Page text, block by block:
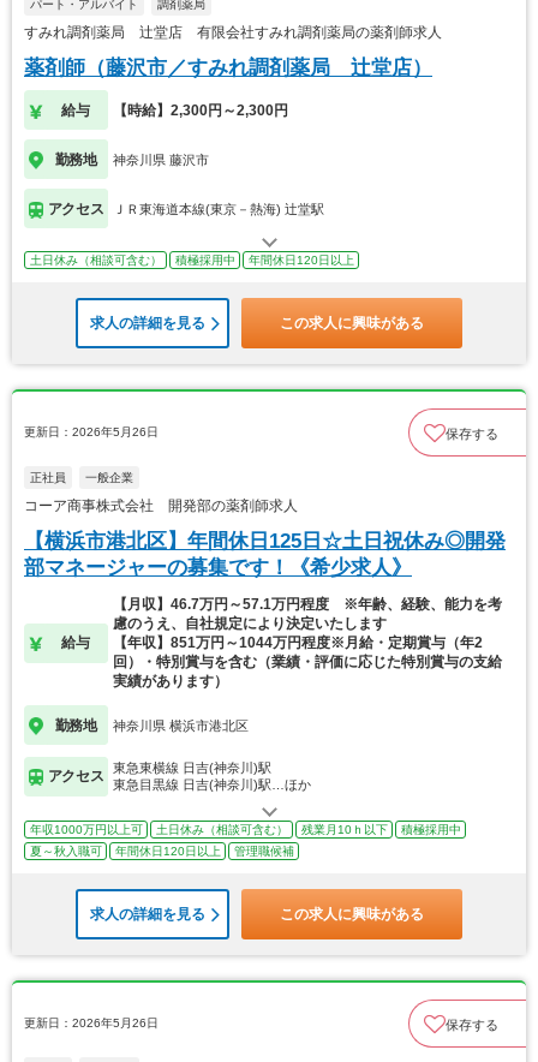
パート・アルバイト 調剤薬局
すみれ調剤薬局 辻堂店 有限会社すみれ調剤薬局の薬剤師求人
薬剤師（藤沢市／すみれ調剤薬局 辻堂店）
給与 【時給】2,300円～2,300円
勤務地 神奈川県 藤沢市
アクセス ＪＲ東海道本線(東京－熱海) 辻堂駅
土日休み（相談可含む） 積極採用中 年間休日120日以上
求人の詳細を見る この求人に興味がある
更新日：2026年5月26日 保存する
正社員 一般企業
コーア商事株式会社 開発部の薬剤師求人
【横浜市港北区】年間休日125日☆土日祝休み◎開発
部マネージャーの募集です！《希少求人》
給与
【月収】46.7万円～57.1万円程度 ※年齢、経験、能力を考
慮のうえ、自社規定により決定いたします
【年収】851万円～1044万円程度※月給・定期賞与（年2
回）・特別賞与を含む（業績・評価に応じた特別賞与の支給
実績があります）
勤務地 神奈川県 横浜市港北区
アクセス
東急東横線 日吉(神奈川)駅
東急目黒線 日吉(神奈川)駅…ほか
年収1000万円以上可 土日休み（相談可含む） 残業月10ｈ以下
積極採用中
夏～秋入職可
年間休日120日以上 管理職候補
求人の詳細を見る この求人に興味がある
更新日：2026年5月26日 保存する